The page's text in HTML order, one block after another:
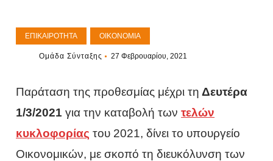
ΕΠΙΚΑΙΡΌΤΗΤΑ ΟΙΚΟΝΟΜΊΑ
Ομάδα Σύνταξης 27 Φεβρουαρίου, 2021
Παράταση της προθεσμίας μέχρι τη Δευτέρα
1/3/2021 για την καταβολή τωντελών
κυκλοφορίας του 2021, δίνει το υπουργείο
Οικονομικών, με σκοπό τη διευκόλυνση των